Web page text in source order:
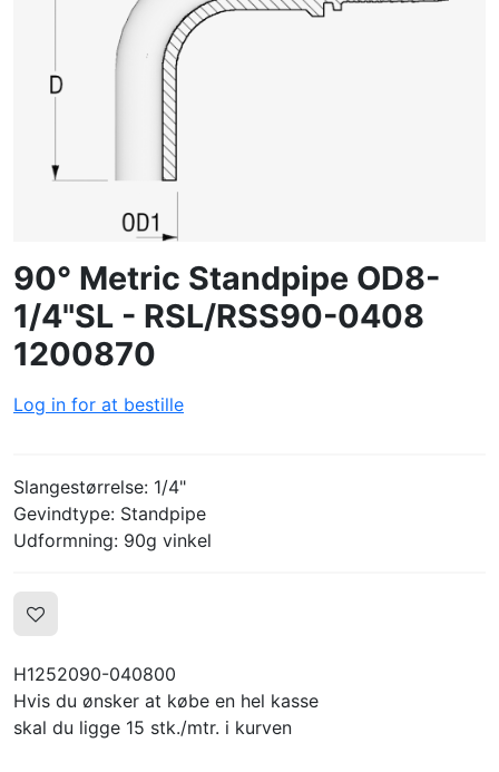
UDGÅENDE VARER
90° Metric Standpipe OD8-
1/4"SL - RSL/RSS90-0408
1200870
Log in for at bestille
Slangestørrelse: 1/4"
Gevindtype: Standpipe
Udformning: 90g vinkel
H1252090-040800
Hvis du ønsker at købe en hel kasse
skal du ligge 15 stk./mtr. i kurven